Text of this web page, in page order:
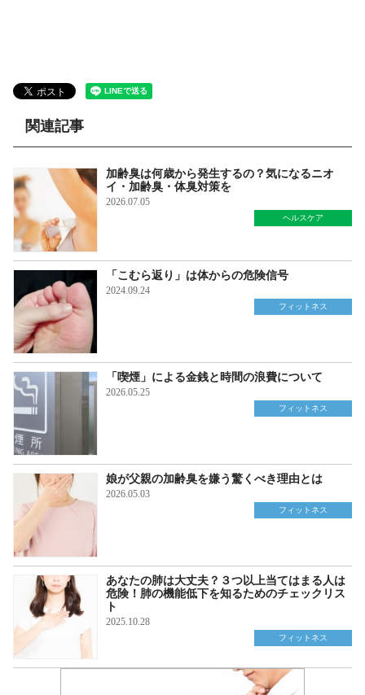
関連記事
加齢臭は何歳から発生するの？気になるニオ
イ・加齢臭・体臭対策を
2026.07.05
ヘルスケア
「こむら返り」は体からの危険信号
2024.09.24
フィットネス
「喫煙」による金銭と時間の浪費について
2026.05.25
フィットネス
娘が父親の加齢臭を嫌う驚くべき理由とは
2026.05.03
フィットネス
あなたの肺は大丈夫？３つ以上当てはまる人は
危険！肺の機能低下を知るためのチェックリス
ト
2025.10.28
フィットネス